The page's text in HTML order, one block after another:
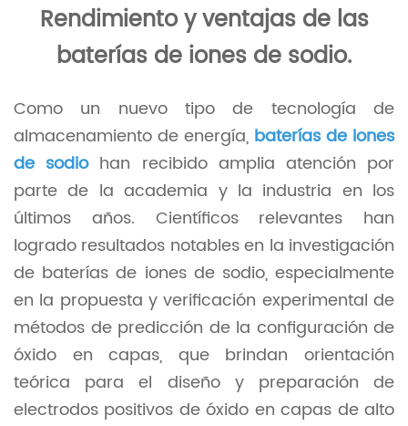
Rendimiento y ventajas de las
baterías de iones de sodio.
Como un nuevo tipo de tecnología de
almacenamiento de energía, baterías de iones
de sodio han recibido amplia atención por
parte de la academia y la industria en los
últimos años. Científicos relevantes han
logrado resultados notables en la investigación
de baterías de iones de sodio, especialmente
en la propuesta y verificación experimental de
métodos de predicción de la configuración de
óxido en capas, que brindan orientación
teórica para el diseño y preparación de
electrodos positivos de óxido en capas de alto